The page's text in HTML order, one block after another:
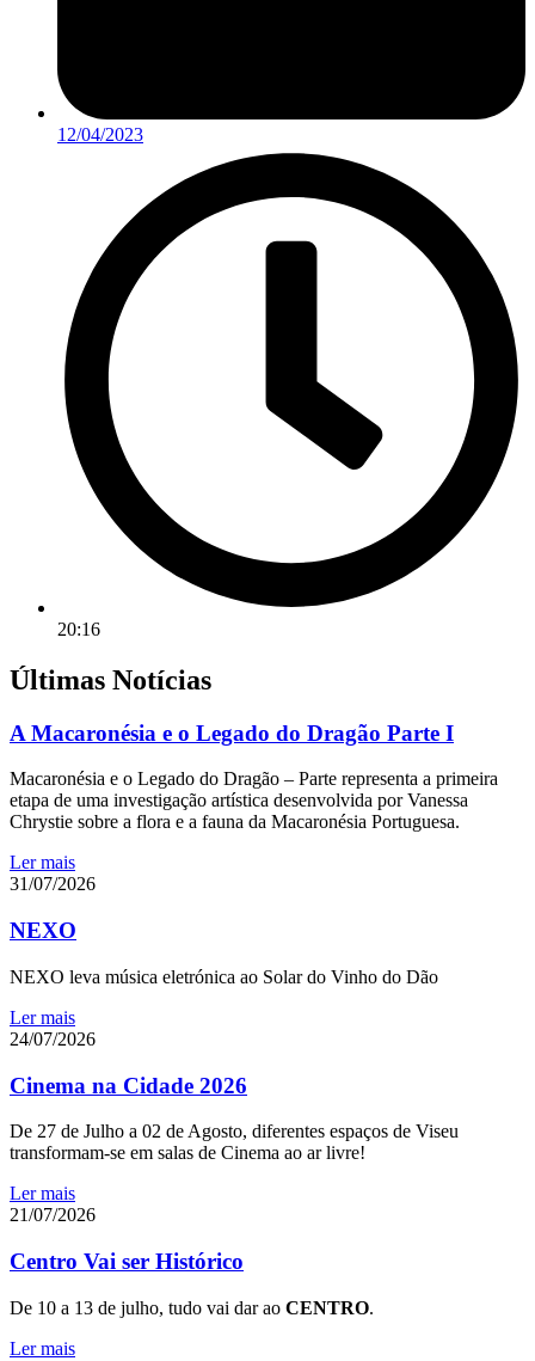
12/04/2023
20:16
Últimas Notícias
A Macaronésia e o Legado do Dragão Parte I
Macaronésia e o Legado do Dragão – Parte representa a primeira
etapa de uma investigação artística desenvolvida por Vanessa
Chrystie sobre a flora e a fauna da Macaronésia Portuguesa.
Ler mais
31/07/2026
NEXO
NEXO leva música eletrónica ao Solar do Vinho do Dão
Ler mais
24/07/2026
Cinema na Cidade 2026
De 27 de Julho a 02 de Agosto, diferentes espaços de Viseu
transformam-se em salas de Cinema ao ar livre!
Ler mais
21/07/2026
Centro Vai ser Histórico
De 10 a 13 de julho, tudo vai dar ao CENTRO.
Ler mais